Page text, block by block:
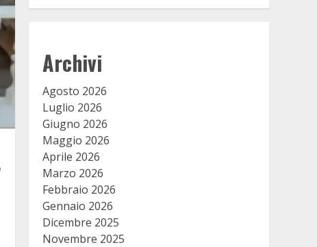
Archivi
Agosto 2026
Luglio 2026
Giugno 2026
Maggio 2026
Aprile 2026
Marzo 2026
Febbraio 2026
Gennaio 2026
Dicembre 2025
Novembre 2025